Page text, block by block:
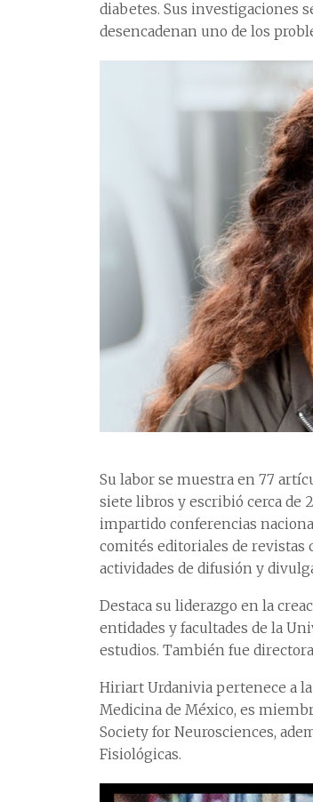
diabetes. Sus investigaciones
desencadenan uno de los
Su labor se muestra en 77
siete libros y escribió cerca de
impartido conferencias
comités editoriales de revistas
actividades de difusión y
Destaca su liderazgo en la
entidades y facultades de la
estudios. También fue directora
Hiriart Urdanivia pertenece a la
Medicina de México, es
Society for Neurosciences,
Fisiológicas.